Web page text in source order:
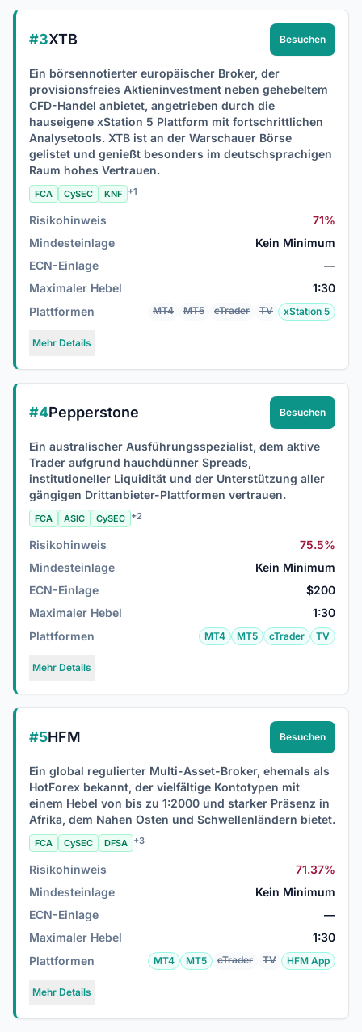
#3XTB Besuchen
Ein börsennotierter europäischer Broker, der
provisionsfreies Aktieninvestment neben gehebeltem
CFD-Handel anbietet, angetrieben durch die
hauseigene xStation 5 Plattform mit fortschrittlichen
Analysetools. XTB ist an der Warschauer Börse
gelistet und genießt besonders im deutschsprachigen
Raum hohes Vertrauen.
FCA CySEC KNF +1
Risikohinweis
71%
Mindesteinlage
Kein Minimum
ECN-Einlage
—
Maximaler Hebel
1:30
Plattformen
MT4 MT5 cTrader TV xStation 5
Mehr Details
#4Pepperstone Besuchen
Ein australischer Ausführungsspezialist, dem aktive
Trader aufgrund hauchdünner Spreads,
institutioneller Liquidität und der Unterstützung aller
gängigen Drittanbieter-Plattformen vertrauen.
FCA ASIC CySEC +2
Risikohinweis
75.5%
Mindesteinlage
Kein Minimum
ECN-Einlage
$200
Maximaler Hebel
1:30
Plattformen
MT4 MT5 cTrader TV
Mehr Details
#5HFM Besuchen
Ein global regulierter Multi-Asset-Broker, ehemals als
HotForex bekannt, der vielfältige Kontotypen mit
einem Hebel von bis zu 1:2000 und starker Präsenz in
Afrika, dem Nahen Osten und Schwellenländern bietet.
FCA CySEC DFSA +3
Risikohinweis
71.37%
Mindesteinlage
Kein Minimum
ECN-Einlage
—
Maximaler Hebel
1:30
Plattformen
MT4 MT5 cTrader TV HFM App
Mehr Details